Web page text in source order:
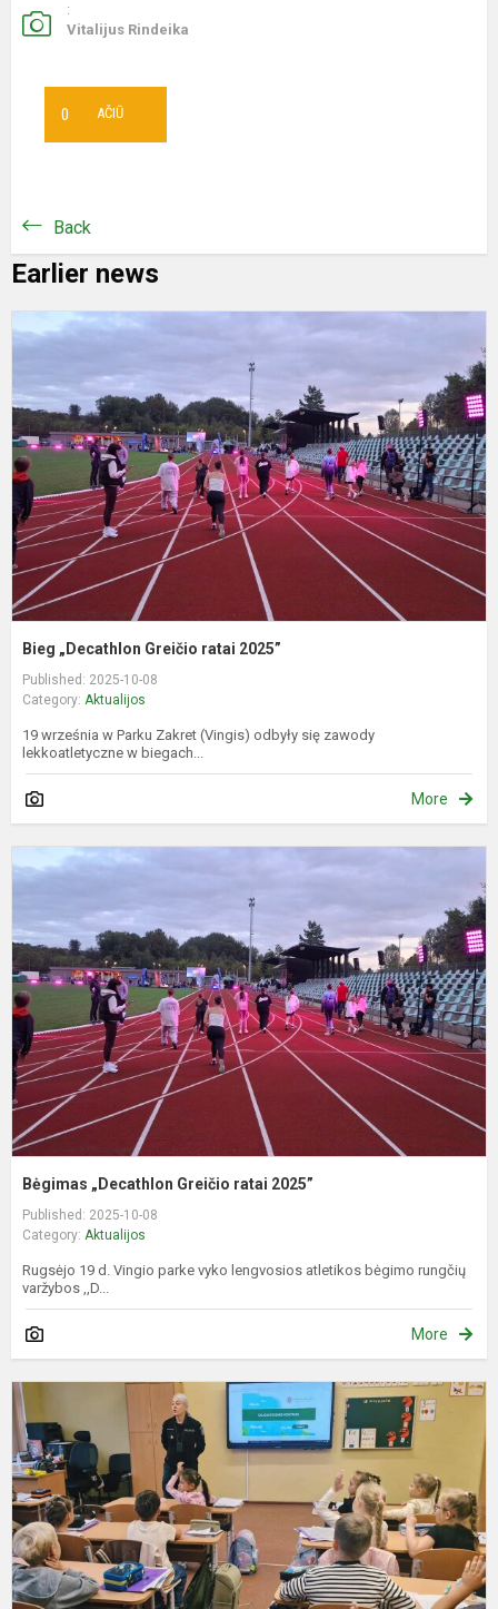
:
Vitalijus Rindeika
AČIŪ
0
Back
Earlier news
Bieg „Decathlon Greičio ratai 2025”
Published: 2025-10-08
Category: Aktualijos
19 września w Parku Zakret (Vingis) odbyły się zawody
lekkoatletyczne w biegach...
More
Bėgimas „Decathlon Greičio ratai 2025”
Published: 2025-10-08
Category: Aktualijos
Rugsėjo 19 d. Vingio parke vyko lengvosios atletikos bėgimo rungčių
varžybos ,,D...
More